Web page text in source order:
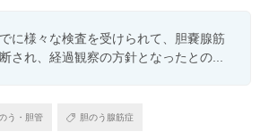
に様々な検査を受けられて、胆嚢腺筋
され、経過観察の方針となったとの...
う・胆管 胆のう腺筋症